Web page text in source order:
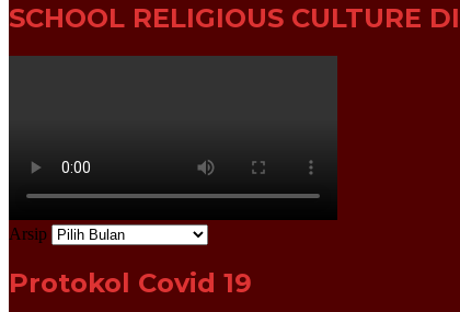
SCHOOL RELIGIOUS CULTURE
Arsip
Protokol Covid 19